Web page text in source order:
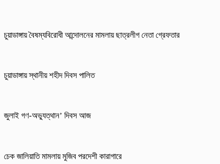
চুয়াডাঙ্গায় বৈষম্যবিরোধী আন্দোলনের মামলায় ছাত্রলীগ নেতা গ্রেফতার
চুয়াডাঙ্গায় স্থানীয় শহীদ দিবস পা‌লিত
জুলাই গণ-অভ্যুত্থান’ দিবস আজ
চেক জালিয়াতি মামলায় মুজিব পরদেশী কারাগারে